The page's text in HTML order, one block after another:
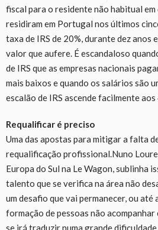
fiscal para o residente não habitual em
residiram em Portugal nos últimos
taxa de IRS de 20%, durante dez anos
valor que aufere. É escandaloso
de IRS que as empresas nacionais
mais baixos e quando os salários são
escalão de IRS ascende facilmente aos
Requalificar é preciso
Uma das apostas para mitigar a falta
requalificação profissional.Nuno
Europa do Sul na Le Wagon, sublinha
talento que se verifica na área não
um desafio que vai permanecer, ou até
formação de pessoas não
se irá traduzir numa grande dificuldade